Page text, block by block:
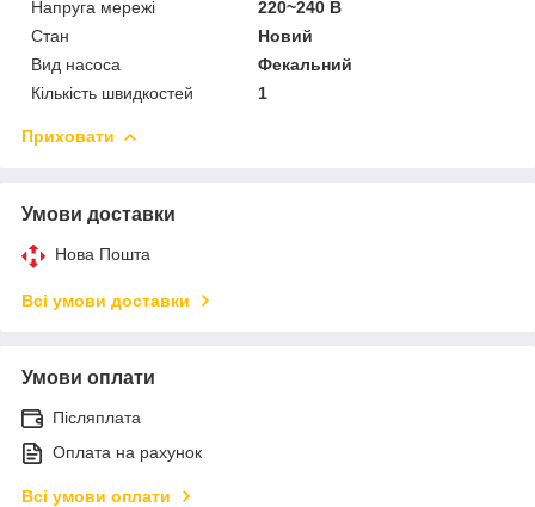
Напруга мережі
220~240 В
Стан
Новий
Вид насоса
Фекальний
Кількість швидкостей
1
Приховати
Умови доставки
Нова Пошта
Всі умови доставки
Умови оплати
Післяплата
Оплата на рахунок
Всі умови оплати